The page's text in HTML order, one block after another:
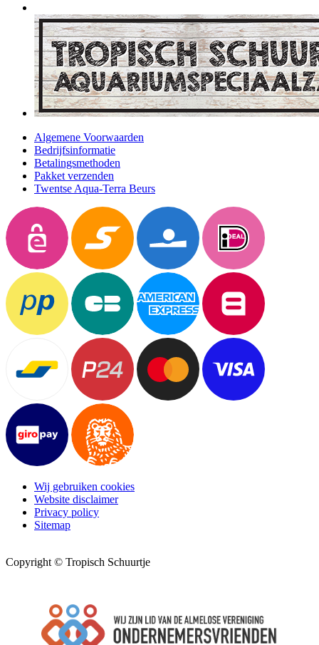
Algemene Voorwaarden
Bedrijfsinformatie
Betalingsmethoden
Pakket verzenden
Twentse Aqua-Terra Beurs
Wij gebruiken cookies
Website disclaimer
Privacy policy
Sitemap
Copyright © Tropisch Schuurtje